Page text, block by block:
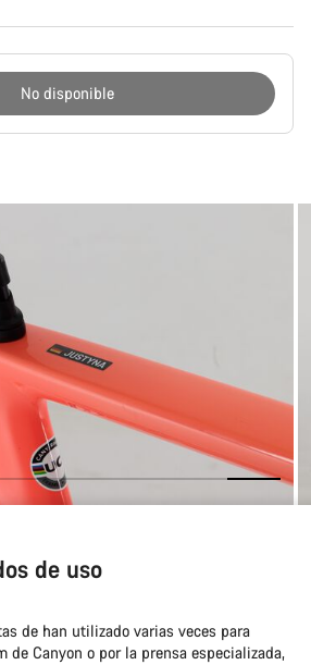
No disponible
de uso
de han utilizado varias veces para
de Canyon o por la prensa especializada,